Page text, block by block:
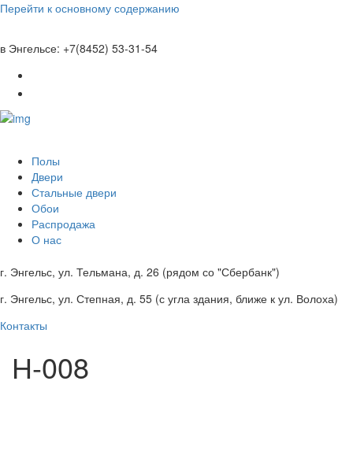
Перейти к основному содержанию
в Энгельсе: +7(8452) 53-31-54
Полы
Двери
Стальные двери
Обои
Распродажа
О нас
г. Энгельс, ул. Тельмана, д. 26 (рядом со "Сбербанк")
г. Энгельс, ул. Степная, д. 55 (с угла здания, ближе к ул. Волоха)
Контакты
Н-008